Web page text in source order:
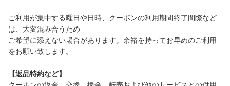
ご利用が集中する曜日や日時、クーポンの利用期間終了間際など
は、大変混み合うため
ご希望に添えない場合があります。余裕を持ってお早めのご利用
をお願い致します。
【返品特約など】